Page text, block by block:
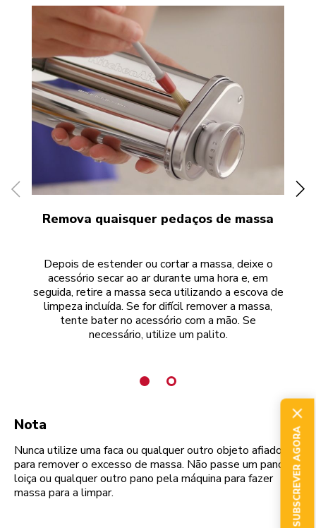
Remova quaisquer pedaços de massa
Depois de estender ou cortar a massa, deixe o
acessório secar ao ar durante uma hora e, em
seguida, retire a massa seca utilizando a escova de
limpeza incluída. Se for difícil remover a massa,
tente bater no acessório com a mão. Se
necessário, utilize um palito.
Nota
Nunca utilize uma faca ou qualquer outro objeto afiado
para remover o excesso de massa. Não passe um pano da
loiça ou qualquer outro pano pela máquina para fazer
massa para a limpar.
SUBSCREVER AGORA